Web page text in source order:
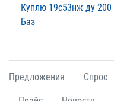
Куплю 19с53нж ду 200
Баз
Предложения Спрос